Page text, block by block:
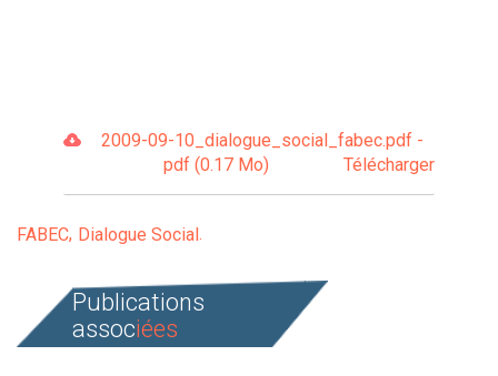
2009-09-10_dialogue_social_fabec.pdf -
pdf (0.17 Mo)
Télécharger
FABEC Dialogue Social
Publications
associées